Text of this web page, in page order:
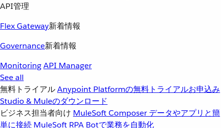
API管理
Flex Gateway新着情報
Governance新着情報
MonitoringAPI Manager
See all
無料トライアルAnypoint Platformの無料トライアルお申込み
Studio & Muleのダウンロード
ビジネス担当者向け MuleSoft Composer データやアプリと簡
単に接続 MuleSoft RPA Botで業務を自動化